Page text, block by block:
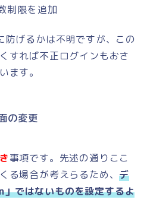
制限を追加
防げるかは不明ですが、この
すれば不正ログインもおさ
ます。
の変更
事項です。先述の通りここ
る場合が考えらるため、デ
ではないものを設定するよ